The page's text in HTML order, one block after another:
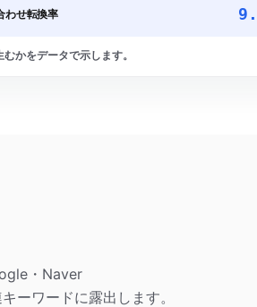
わせ転換率
かをデータで示します。
・Naver
ーワードに露出します。